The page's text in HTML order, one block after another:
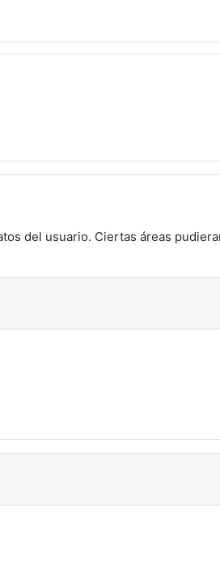
del usuario. Ciertas áreas